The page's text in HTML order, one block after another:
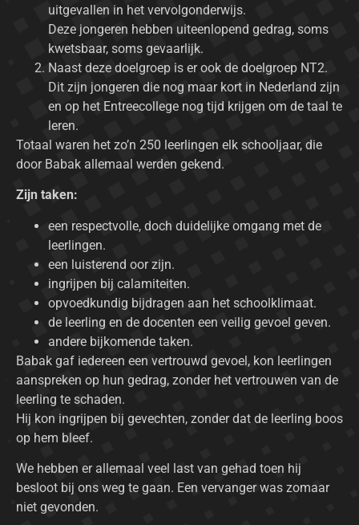
uitgevallen in het vervolgonderwijs.
Deze jongeren hebben uiteenlopend gedrag, soms
kwetsbaar, soms gevaarlijk.
Naast deze doelgroep is er ook de doelgroep NT2.
Dit zijn jongeren die nog maar kort in Nederland zijn
en op het Entreecollege nog tijd krijgen om de taal te
leren.
Totaal waren het zo’n 250 leerlingen elk schooljaar, die
door Babak allemaal werden gekend.
Zijn taken:
een respectvolle, doch duidelijke omgang met de
leerlingen.
een luisterend oor zijn.
ingrijpen bij calamiteiten.
opvoedkundig bijdragen aan het schoolklimaat.
de leerling en de docenten een veilig gevoel geven.
andere bijkomende taken.
Babak gaf iedereen een vertrouwd gevoel, kon leerlingen
aanspreken op hun gedrag, zonder het vertrouwen van de
leerling te schaden.
Hij kon ingrijpen bij gevechten, zonder dat de leerling boos
op hem bleef.
We hebben er allemaal veel last van gehad toen hij
besloot bij ons weg te gaan. Een vervanger was zomaar
niet gevonden.